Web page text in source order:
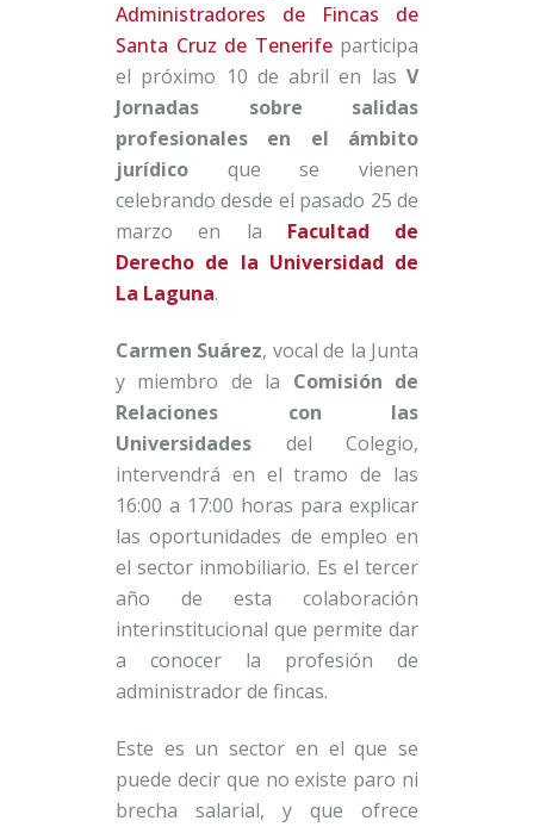
Administradores de Fincas de
Santa Cruz de Tenerifeparticipa
el próximo 10 de abril en las V
Jornadas sobre salidas
profesionales en el ámbito
jurídico que se vienen
celebrando desde el pasado 25 de
marzo en la Facultad de
Derecho de la Universidad de
La Laguna.
Carmen Suárez, vocal de la Junta
y miembro de la Comisión de
Relaciones con las
Universidades del Colegio,
intervendrá en el tramo de las
16:00 a 17:00 horas para explicar
las oportunidades de empleo en
el sector inmobiliario. Es el tercer
año de esta colaboración
interinstitucional que permite dar
a conocer la profesión de
administrador de fincas.
Este es un sector en el que se
puede decir que no existe paro ni
brecha salarial, y que ofrece